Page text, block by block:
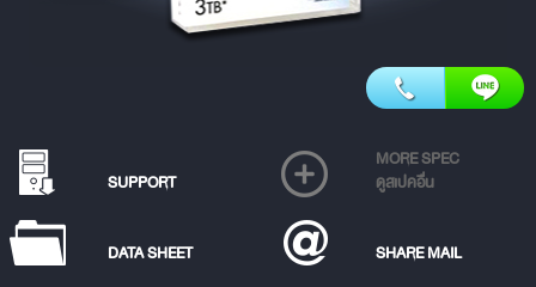
SUPPORT
MORE SPEC
ดูสเปคอื่น
DATA SHEET SHARE MAIL